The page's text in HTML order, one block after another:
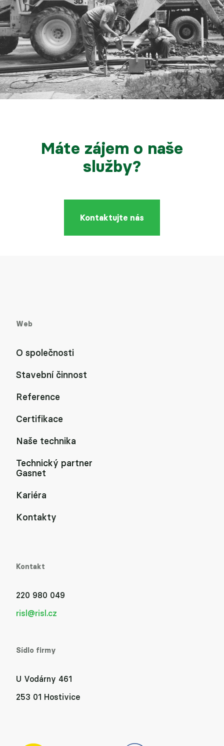
Máte zájem o naše
služby?
Kontaktujte nás
Web
O společnosti
Stavební činnost
Reference
Certifikace
Naše technika
Technický partner
Gasnet
Kariéra
Kontakty
Kontakt
220 980 049
risl@risl.cz
Sídlo firmy
U Vodárny 461
253 01 Hostivice